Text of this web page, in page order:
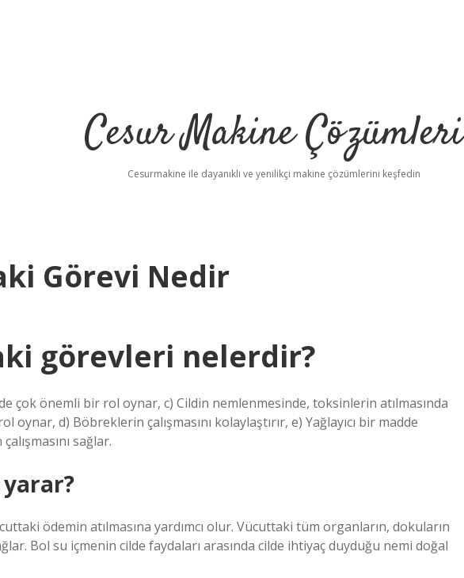
Cesur Makine Çözümleri
Cesurmakine ile dayanıklı ve yenilikçi makine çözümlerini keşfedin
Görevi Nedir
görevleri nelerdir?
çok önemli bir rol oynar, c) Cildin nemlenmesinde, toksinlerin atılmasında
oynar, d) Böbreklerin çalışmasını kolaylaştırır, e) Yağlayıcı bir madde
sağlar.
ödemin atılmasına yardımcı olur. Vücuttaki tüm organların, dokuların
Bol su içmenin cilde faydaları arasında cilde ihtiyaç duyduğu nemi doğal